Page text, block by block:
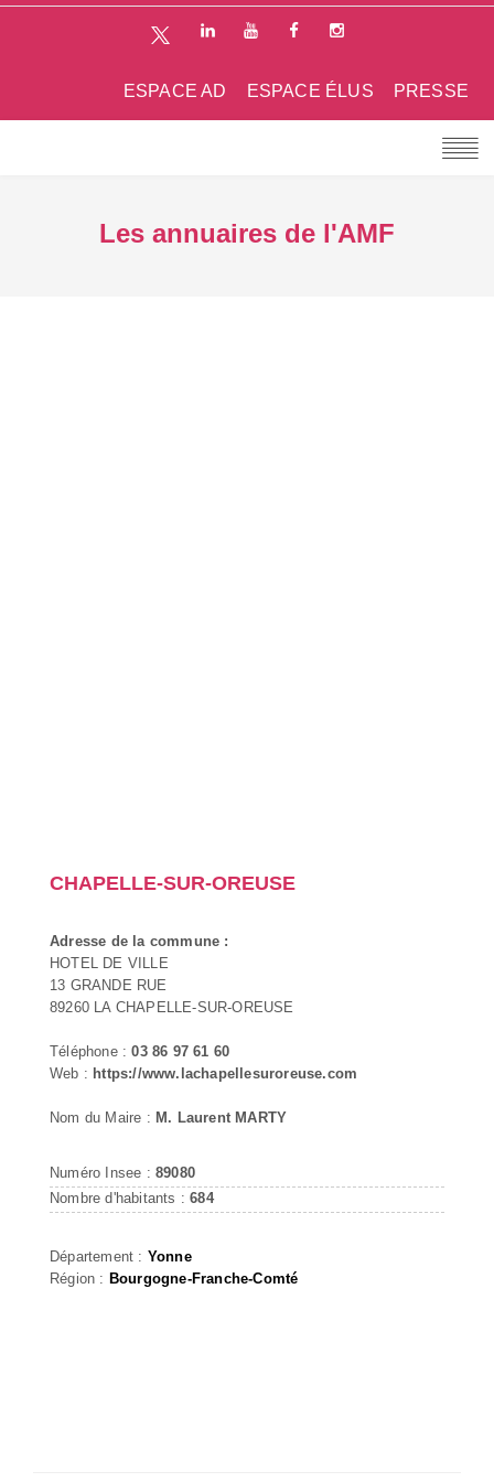
PRESSE
ESPACE ÉLUS
ESPACE AD
Les annuaires de l'AMF
CHAPELLE-SUR-OREUSE
Adresse de la commune :
HOTEL DE VILLE
13 GRANDE RUE
89260 LA CHAPELLE-SUR-OREUSE
Téléphone :03 86 97 61 60
Web : https://www.lachapellesuroreuse.com
Nom du Maire : M. Laurent MARTY
Numéro Insee : 89080
Nombre d'habitants :684
Département : Yonne
Région : Bourgogne-Franche-Comté